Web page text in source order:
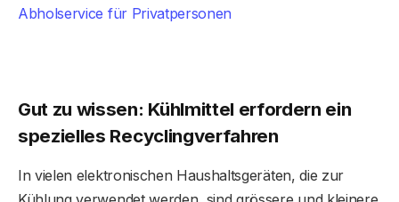
Abholservice für Privatpersonen
Gut zu wissen: Kühlmittel erfordern ein
spezielles Recyclingverfahren
In vielen elektronischen Haushaltsgeräten, die zur